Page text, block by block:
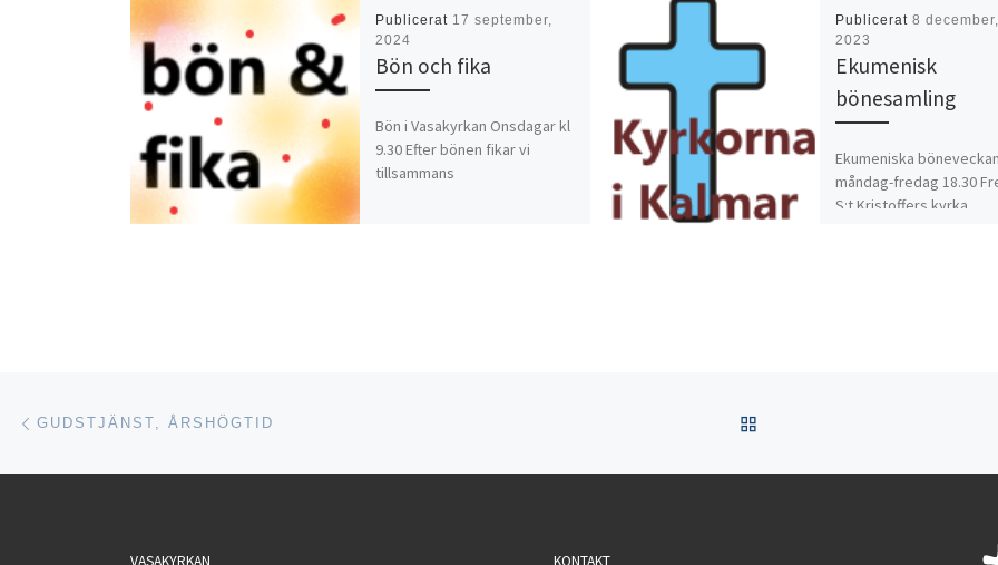
Publicerat 17 september,
2024
Bön och fika
Bön i Vasakyrkan Onsdagar kl
9.30 Efter bönen fikar vi
tillsammans
Publicerat 8 december,
2023
Ekumenisk
bönesamling
Ekumeniska
måndag-fredag 18.30
S:t Kristoffers kyrka
Inläggsnavigering
GUDSTJÄNST, ÅRSHÖGTID
VASAKYRKAN KONTAKT